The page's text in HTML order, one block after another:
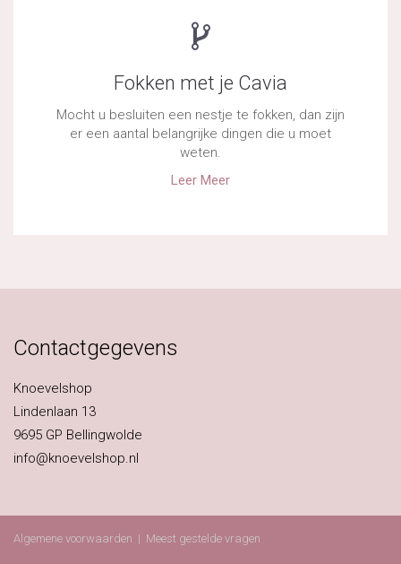
Fokken met je Cavia
Mocht u besluiten een nestje te fokken, dan zijn
er een aantal belangrijke dingen die u moet
weten.
Leer Meer
Contactgegevens
Knoevelshop
Lindenlaan 13
9695 GP Bellingwolde
info@knoevelshop.nl
Algemene voorwaarden | Meest gestelde vragen